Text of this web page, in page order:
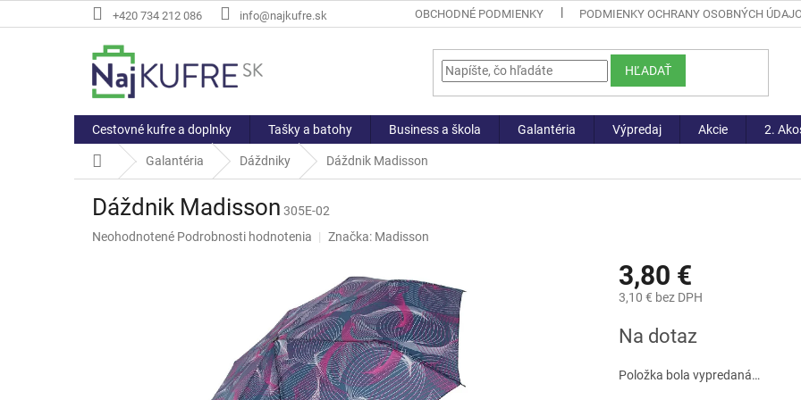
na
+420 734 212 086 info@najkufre.sk OBCHODNÉ PODMIENKY PODMIENKY OCHRANY OSOBNÝCH
HĽADAŤ
Cestovné kufre a doplnky Tašky a batohy Business a škola Galantéria Výpredaj Akcie 2.
DomovGalantéria Dáždniky Dáždnik Madisson
Dáždnik Madisson 305E-02
Priemerné
Neohodnotené Podrobnosti hodnotenia Značka: Madisson
3,80 €
3,10 € bez DPH
cena:
Na dotaz
Položka bola vypredaná…